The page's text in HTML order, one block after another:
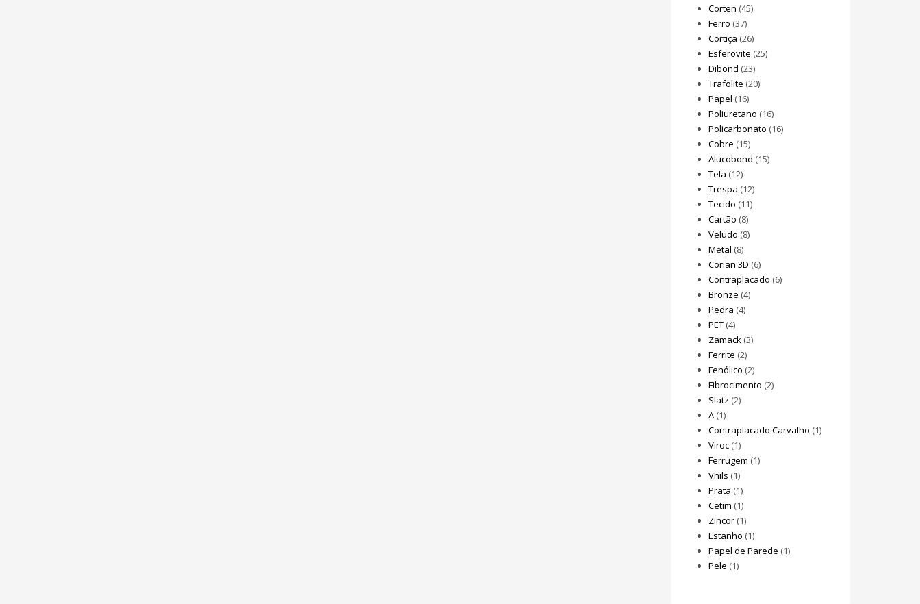
Corten (45)
Ferro (37)
Cortiça (26)
Esferovite (25)
Dibond (23)
Trafolite (20)
Papel (16)
Poliuretano (16)
Policarbonato (16)
Cobre (15)
Alucobond (15)
Tela (12)
Trespa (12)
Tecido (11)
Cartão (8)
Veludo (8)
Metal (8)
Corian 3D (6)
Contraplacado (6)
Bronze (4)
Pedra (4)
PET(4)
Zamack(3)
Ferrite (2)
Fenólico (2)
Fibrocimento (2)
Slatz (2)
A(1)
Contraplacado Carvalho (1)
Viroc(1)
Ferrugem (1)
Vhils (1)
Prata (1)
Cetim (1)
Zincor(1)
Estanho (1)
Papel de Parede (1)
Pele (1)